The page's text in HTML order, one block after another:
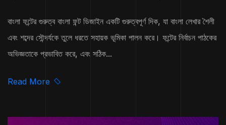
বাংলা ফন্টের গুরুত্ব বাংলা ফন্ট ডিজাইন একটি গুরুত্বপূর্ণ দিক, যা বাংলা লেখার শৈলী
এবং শব্দের সৌন্দর্যকে তুলে ধরতে সহায়ক ভূমিকা পালন করে। ফন্টের নির্বাচন পাঠকের
অভিজ্ঞতাকে প্রভাবিত করে, এবং সঠিক...
Read More